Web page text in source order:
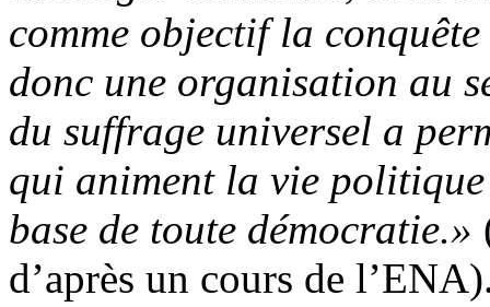
comme objectif la
donc une organisation au
du suffrage universel a
qui animent la vie
base de toute démocratie.»
d’après un cours de